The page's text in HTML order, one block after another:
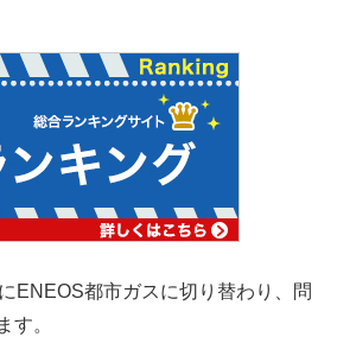
ENEOS都市ガスに切り替わり、問
す。